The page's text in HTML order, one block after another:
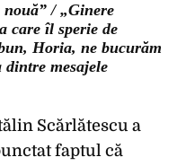
/ „Ginere
care îl sperie de
Horia, ne bucurăm
dintre mesajele
Scărlătescu a
faptul că